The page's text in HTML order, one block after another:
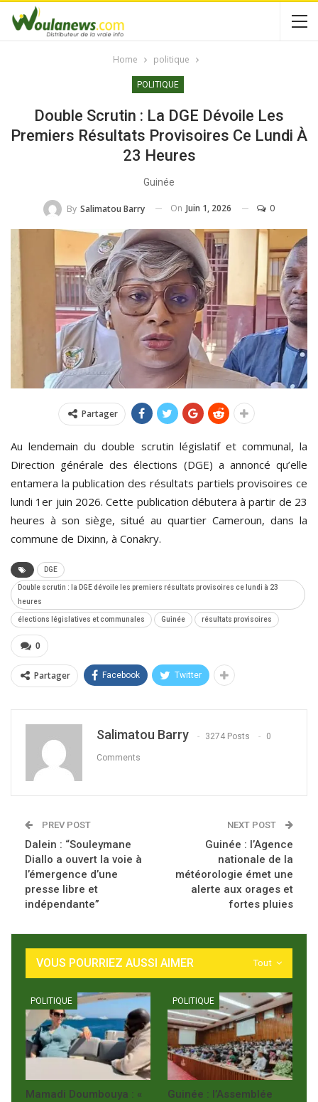
Home politique
POLITIQUE
Double Scrutin : La DGE Dévoile Les
Premiers Résultats Provisoires Ce Lundi À
23 Heures
Guinée
By Salimatou Barry On Juin 1, 2026 0
Partager
Au lendemain du double scrutin législatif et communal, la
Direction générale des élections (DGE) a annoncé qu’elle
entamera la publication des résultats partiels provisoires ce
lundi 1er juin 2026. Cette publication débutera à partir de 23
heures à son siège, situé au quartier Cameroun, dans la
commune de Dixinn, à Conakry.
DGE
Double scrutin : la DGE dévoile les premiers résultats provisoires ce lundi à 23
heures
élections législatives et communales Guinée résultats provisoires
0
Partager Facebook Twitter
Salimatou Barry 3274 Posts 0
Comments
PREV POST
Dalein : “Souleymane
Diallo a ouvert la voie à
l’émergence d’une
presse libre et
indépendante”
NEXT POST
Guinée : l’Agence
nationale de la
météorologie émet une
alerte aux orages et
fortes pluies
Tout
VOUS POURRIEZ AUSSI AIMER
POLITIQUE
Mamadi Doumbouya : «
POLITIQUE
Guinée : l’Assemblée